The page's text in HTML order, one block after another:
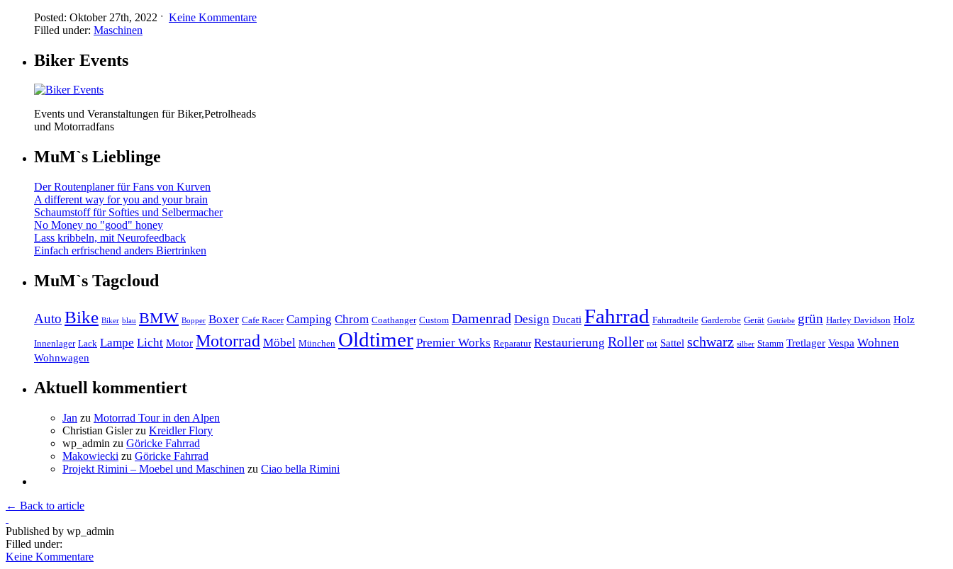
Posted: Oktober 27th, 2022 ˑ Keine Kommentare
Filled under: Maschinen
Biker Events
Events und Veranstaltungen für Biker,Petrolheads
und Motorradfans
MuM`s Lieblinge
Der Routenplaner für Fans von Kurven
A different way for you and your brain
Schaumstoff für Softies und Selbermacher
No Money no "good" honey
Lass kribbeln, mit Neurofeedback
Einfach erfrischend anders Biertrinken
MuM`s Tagcloud
Auto Bike Biker blau BMW Bopper Boxer Cafe Racer Camping Chrom Coathanger Custom Damenrad Design Ducati Fahrrad Fahrradteile Garderobe Gerät Getriebe grün Harley Davidson Holz
Innenlager Lack Lampe Licht Motor Motorrad Möbel München Oldtimer Premier Works Reparatur Restaurierung Roller rot Sattel schwarz silber Stamm Tretlager Vespa Wohnen
Wohnwagen
Aktuell kommentiert
Jan zu Motorrad Tour in den Alpen
Christian Gislerzu Kreidler Flory
wp_admin zu Göricke Fahrrad
Makowiecki zu Göricke Fahrrad
Projekt Rimini – Moebel und Maschinen zu Ciao bella Rimini
← Back to article
Published by wp_admin
Filled under:
Keine Kommentare